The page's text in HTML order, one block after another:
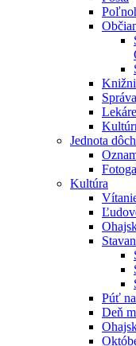
Jednota
Kultúra
Púť
Deň